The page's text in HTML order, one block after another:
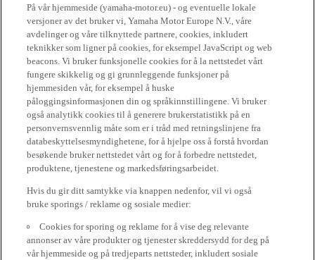
På vår hjemmeside (yamaha-motor.eu) - og eventuelle lokale
versjoner av det bruker vi, Yamaha Motor Europe N.V., våre
avdelinger og våre tilknyttede partnere, cookies, inkludert
teknikker som ligner på cookies, for eksempel JavaScript og web
beacons. Vi bruker funksjonelle cookies for å la nettstedet vårt
fungere skikkelig og gi grunnleggende funksjoner på
hjemmesiden vår, for eksempel å huske
påloggingsinformasjonen din og språkinnstillingene. Vi bruker
også analytikk cookies til å generere brukerstatistikk på en
personvernsvennlig måte som er i tråd med retningslinjene fra
databeskyttelsesmyndighetene, for å hjelpe oss å forstå hvordan
besøkende bruker nettstedet vårt og for å forbedre nettstedet,
produktene, tjenestene og markedsføringsarbeidet.
Hvis du gir ditt samtykke via knappen nedenfor, vil vi også
bruke sporings / reklame og sosiale medier:
Cookies for sporing og reklame for å vise deg relevante
annonser av våre produkter og tjenester skreddersydd for deg på
vår hjemmeside og på tredjeparts nettsteder, inkludert sosiale